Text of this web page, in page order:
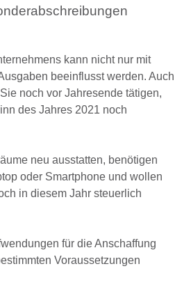
kann nicht nur mit
beeinflusst werden. Auch
noch vor Jahresende tätigen,
des Jahres 2021 noch
neu ausstatten, benötigen
oder Smartphone und wollen
in diesem Jahr steuerlich
für die Anschaffung
Voraussetzungen